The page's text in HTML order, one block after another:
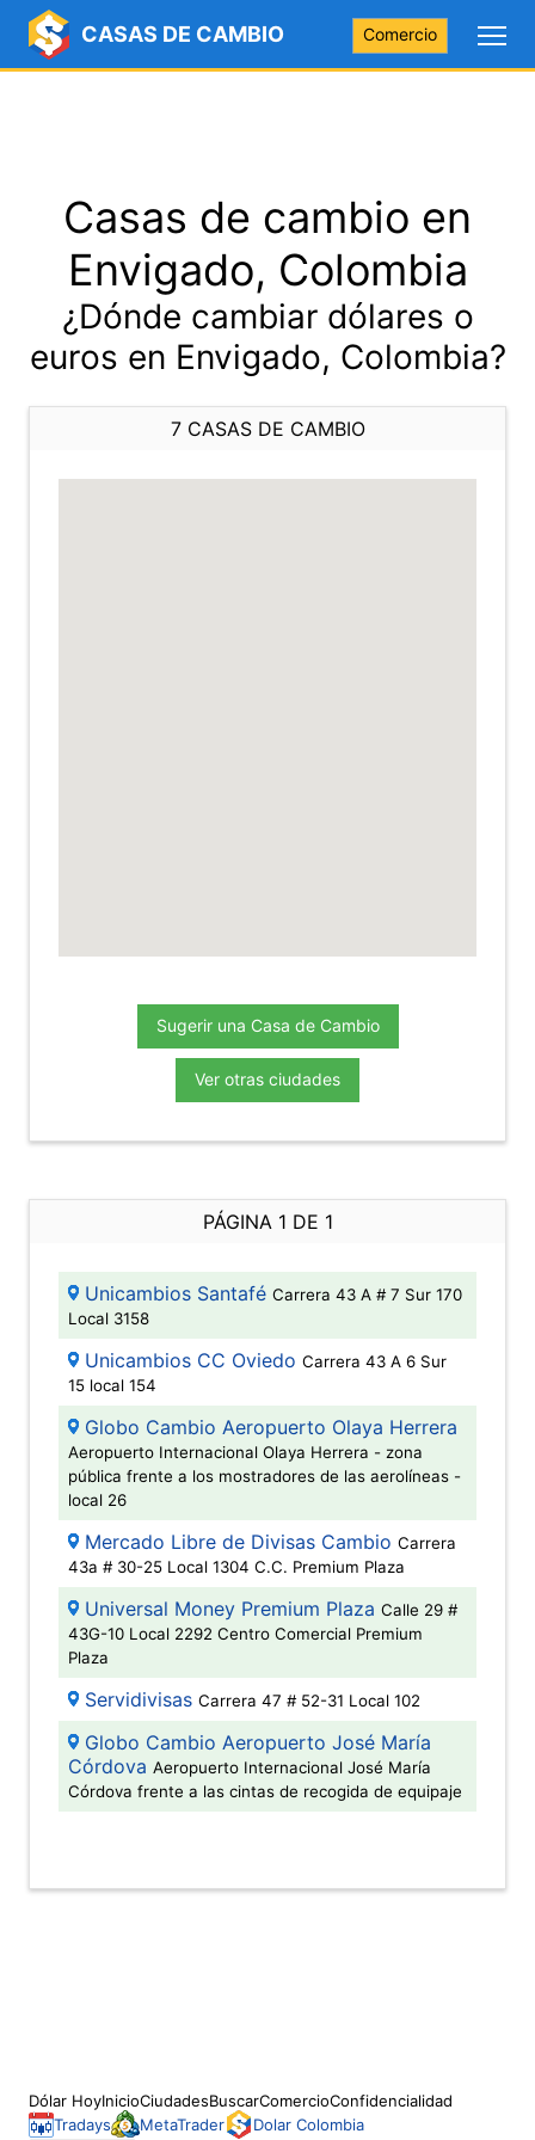
CASAS DE CAMBIO Comercio
Casas de cambio en
Envigado, Colombia
¿Dónde cambiar dólares o
euros en Envigado, Colombia?
7 CASAS DE CAMBIO
Sugerir una Casa de Cambio
Ver otras ciudades
PÁGINA 1 DE 1
Unicambios Santafé Carrera 43 A # 7 Sur 170
Local 3158
Unicambios CC Oviedo Carrera 43 A 6 Sur
15 local 154
Globo Cambio Aeropuerto Olaya Herrera
Aeropuerto Internacional Olaya Herrera - zona
pública frente a los mostradores de las aerolíneas -
local 26
Mercado Libre de Divisas Cambio Carrera
43a # 30-25 Local 1304 C.C. Premium Plaza
Universal Money Premium Plaza Calle 29 #
43G-10 Local 2292 Centro Comercial Premium
Plaza
Servidivisas Carrera 47 # 52-31 Local 102
Globo Cambio Aeropuerto José María
Córdova Aeropuerto Internacional José María
Córdova frente a las cintas de recogida de equipaje
Dólar HoyInicioCiudadesBuscarComercioConfidencialidad
Tradays
MetaTrader Dolar Colombia